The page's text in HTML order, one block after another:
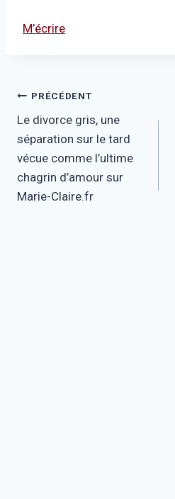
M’écrire
Navigation
de
l’article
PRÉCÉDENT
Le divorce gris, une
séparation sur le tard
vécue comme l’ultime
chagrin d’amour sur
Marie-Claire.fr